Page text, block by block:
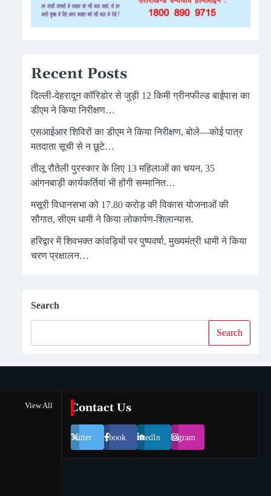
Recent Posts
दिल्ली-देहरादून कॉरिडोर से जुड़ी 12 किमी ग्रीनफील्ड बाईपास का
डीएम ने किया निरीक्षण…
एसआईआर शिविरों का डीएम ने किया निरीक्षण, बोले—कोई पात्र
मतदाता सूची से न छूटे…
तीलू रौतेली पुरस्कार के लिए 13 महिलाओं का चयन, 35
आंगनबाड़ी कार्यकर्तियां भी होंगी सम्मानित…
मसूरी विधानसभा को 17.80 करोड़ की विकास योजनाओं की
सौगात, सीएम धामी ने किया लोकार्पण-शिलान्यास.
हरिद्वार में शिवभक्त कांवड़ियों पर पुष्पवर्षा, मुख्यमंत्री धामी ने किया
चरण प्रक्षालन…
Search
Search
View All Contact Us
Twitter Facebook LinkedIn Instagram